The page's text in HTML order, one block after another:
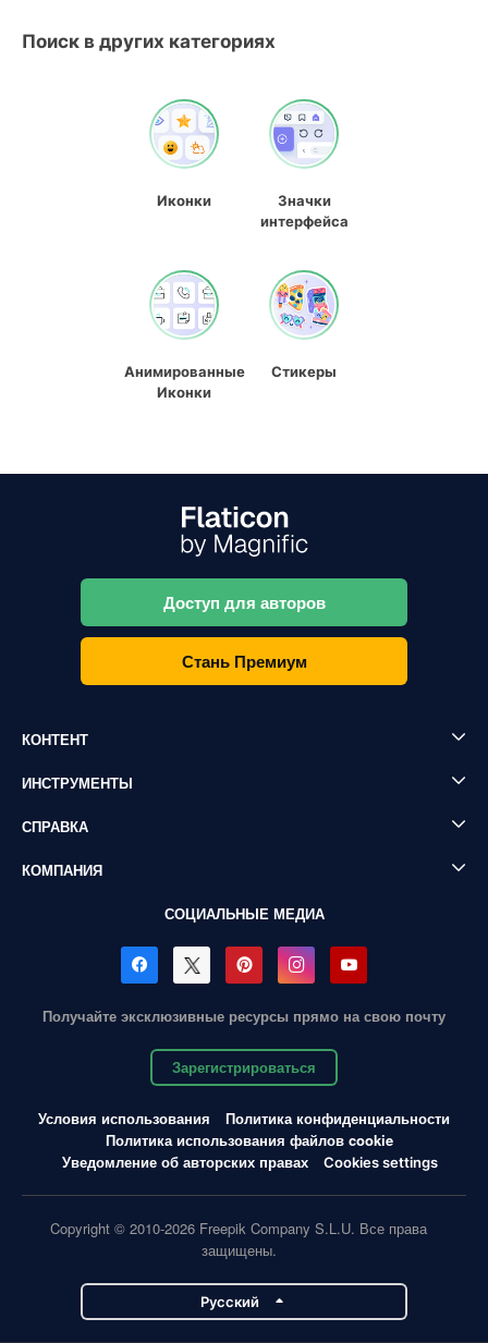
Поиск в других категориях
Иконки
Значки
интерфейса
Анимированные
Иконки
Стикеры
Доступ для авторов
Стань Премиум
КОНТЕНТ
ИНСТРУМЕНТЫ
СПРАВКА
КОМПАНИЯ
СОЦИАЛЬНЫЕ МЕДИА
Получайте эксклюзивные ресурсы прямо на свою почту
Зарегистрироваться
Условия использования
Политика конфиденциальности
Политика использования файлов cookie
Уведомление об авторских правах
Cookies settings
Copyright © 2010-2026 Freepik Company S.L.U. Все права
защищены.
Pусский